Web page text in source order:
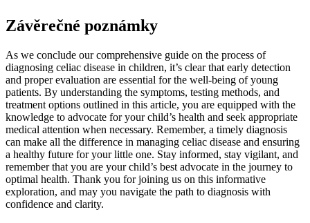
Závěrečné poznámky
As we​ conclude ‍our comprehensive guide on the process‍ of⁤
diagnosing celiac disease in ‌children, it’s clear​ that ​early detection‌
and‌ proper evaluation⁢ are essential for ‍the well-being of ⁢young
patients. ⁢By understanding the symptoms, testing ‌methods, and
treatment options outlined ⁤in this article, you‍ are equipped with ‍the⁢
knowledge to advocate for your child’s⁤ health and seek appropriate
medical attention ⁢when​ necessary. ‌Remember, a⁤ timely⁢ diagnosis
can⁢ make ⁣all the difference in ⁤managing celiac disease and ensuring
a healthy future‍ for⁢ your ⁤little one. Stay informed,​ stay vigilant, ‌and
remember that you‌ are your child’s best advocate in the journey to
optimal health. Thank you⁢ for joining us on ‍this informative
exploration, and ‍may you‌ navigate‍ the⁣ path to diagnosis ⁢with
confidence and clarity.